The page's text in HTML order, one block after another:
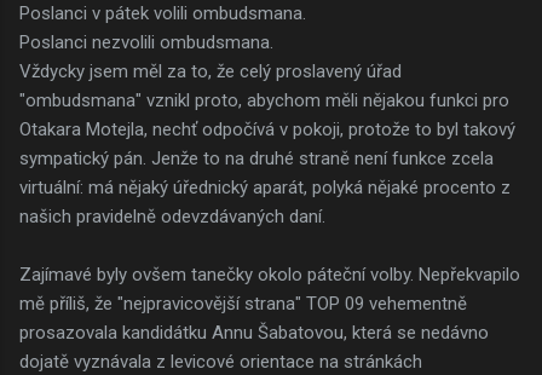
Poslanci v pátek volili ombudsmana.
Poslanci nezvolili ombudsmana.
Vždycky jsem měl za to, že celý proslavený úřad
"ombudsmana" vznikl proto, abychom měli nějakou funkci pro
Otakara Motejla, nechť odpočívá v pokoji, protože to byl takový
sympatický pán. Jenže to na druhé straně není funkce zcela
virtuální: má nějaký úřednický aparát, polyká nějaké procento z
našich pravidelně odevzdávaných daní.
Zajímavé byly ovšem tanečky okolo páteční volby. Nepřekvapilo
mě příliš, že "nejpravicovější strana" TOP 09 vehementně
prosazovala kandidátku Annu Šabatovou, která se nedávno
dojatě vyznávala z levicové orientace na stránkách